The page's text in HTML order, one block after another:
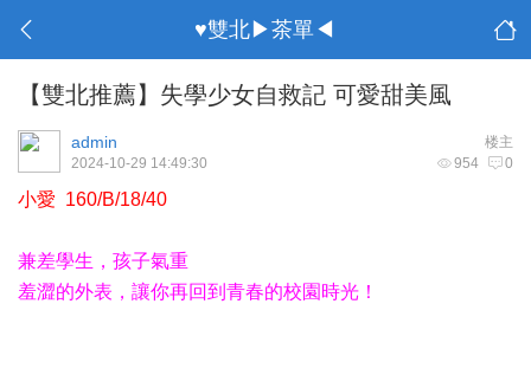
♥雙北▶茶單◀
【雙北推薦】失學少女自救記 可愛甜美風
楼主
admin
954 0
2024-10-29 14:49:30
小愛 160/B/18/40
兼差學生，孩子氣重
羞澀的外表，讓你再回到青春的校園時光！